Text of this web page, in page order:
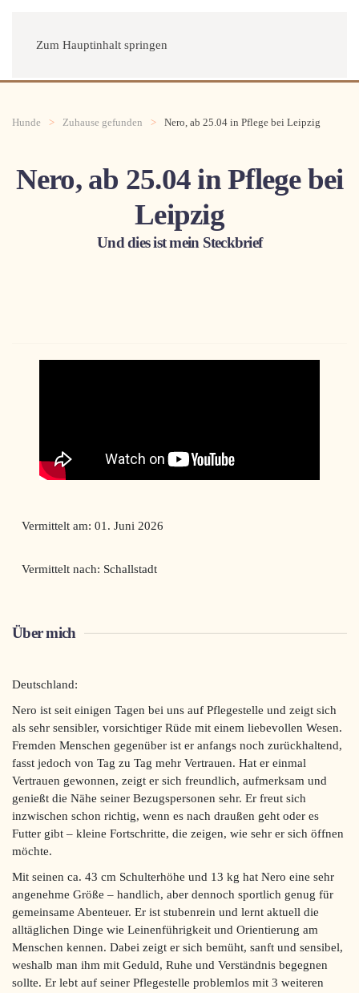
Zum Hauptinhalt springen
Menü
Hunde Zuhause gefunden Nero, ab 25.04 in Pflege bei Leipzig
Nero, ab 25.04 in Pflege bei
Leipzig
Und dies ist mein Steckbrief
Vermittelt am: 01. Juni 2026
Vermittelt nach: Schallstadt
Über mich
Deutschland:
Nero ist seit einigen Tagen bei uns auf Pflegestelle und zeigt sich
als sehr sensibler, vorsichtiger Rüde mit einem liebevollen Wesen.
Fremden Menschen gegenüber ist er anfangs noch zurückhaltend,
fasst jedoch von Tag zu Tag mehr Vertrauen. Hat er einmal
Vertrauen gewonnen, zeigt er sich freundlich, aufmerksam und
genießt die Nähe seiner Bezugspersonen sehr. Er freut sich
inzwischen schon richtig, wenn es nach draußen geht oder es
Futter gibt – kleine Fortschritte, die zeigen, wie sehr er sich öffnen
möchte.
Mit seinen ca. 43 cm Schulterhöhe und 13 kg hat Nero eine sehr
angenehme Größe – handlich, aber dennoch sportlich genug für
gemeinsame Abenteuer. Er ist stubenrein und lernt aktuell die
alltäglichen Dinge wie Leinenführigkeit und Orientierung am
Menschen kennen. Dabei zeigt er sich bemüht, sanft und sensibel,
weshalb man ihm mit Geduld, Ruhe und Verständnis begegnen
sollte. Er lebt auf seiner Pflegestelle problemlos mit 3 weiteren